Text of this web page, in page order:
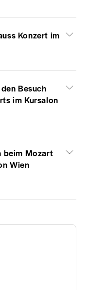
Konzert im
Besuch
im Kursalon
beim Mozart
Wien